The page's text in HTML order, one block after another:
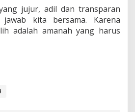
jujur, adil dan transparan
kita bersama. Karena
adalah amanah yang harus